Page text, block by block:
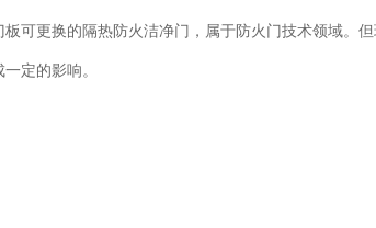
可更换的隔热防火洁净门，属于防火门技术领域。
定的影响。